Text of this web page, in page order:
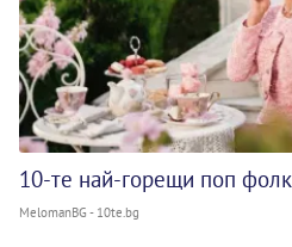
10-те най-горещи поп
MelomanBG - 10te.bg